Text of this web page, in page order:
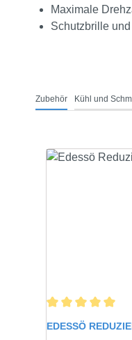
Maximale
Schutzbrille
Zubehör Kühl und
EDESSÖ